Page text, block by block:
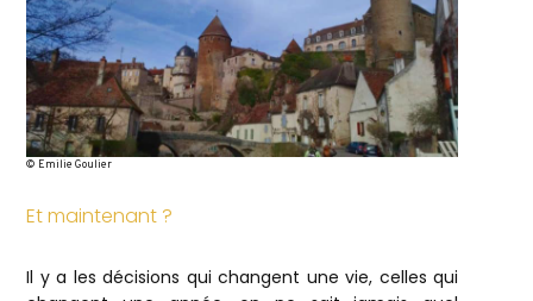
© Emilie Goulier
Et maintenant ?
Il y a les décisions qui changent une vie, celles qui